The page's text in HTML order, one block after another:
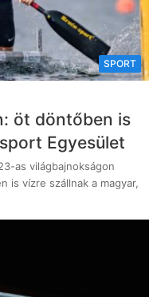
SPORT
öt döntőben is
Egyesület
as világbajnokságon
is vízre szállnak a magyar,